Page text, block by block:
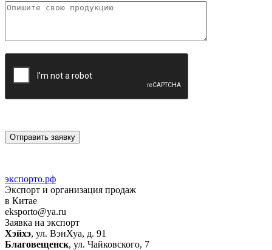
экспорто.рф
Экспорт и организация продаж
в Китае
eksporto@ya.ru
Заявка на экспорт
Хэйхэ, ул. ВэнХуа, д. 91
Благовещенск, ул. Чайковского, 7